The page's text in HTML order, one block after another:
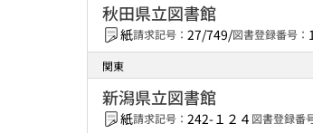
秋田県立図書館
紙請求記号： 27/749/図書登録番号：
関東
新潟県立図書館
紙請求記号： 242-１２４ 図書登録番